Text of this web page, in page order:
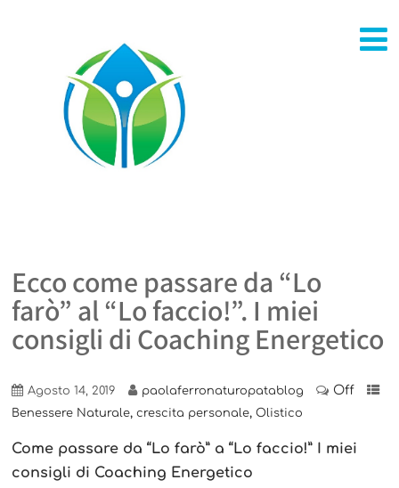
Ecco come passare da “Lo
farò” al “Lo faccio!”. I miei
consigli di Coaching Energetico
Agosto 14, 2019 paolaferronaturopatablog Off
Benessere Naturale,crescita personale,Olistico
Come passare da “Lo farò” a “Lo faccio!” I miei
consigli di Coaching Energetico